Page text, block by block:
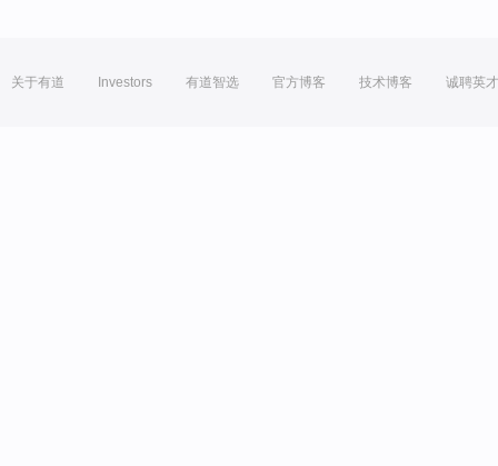
关于有道 Investors 有道智选 官方博客 技术博客 诚聘英才